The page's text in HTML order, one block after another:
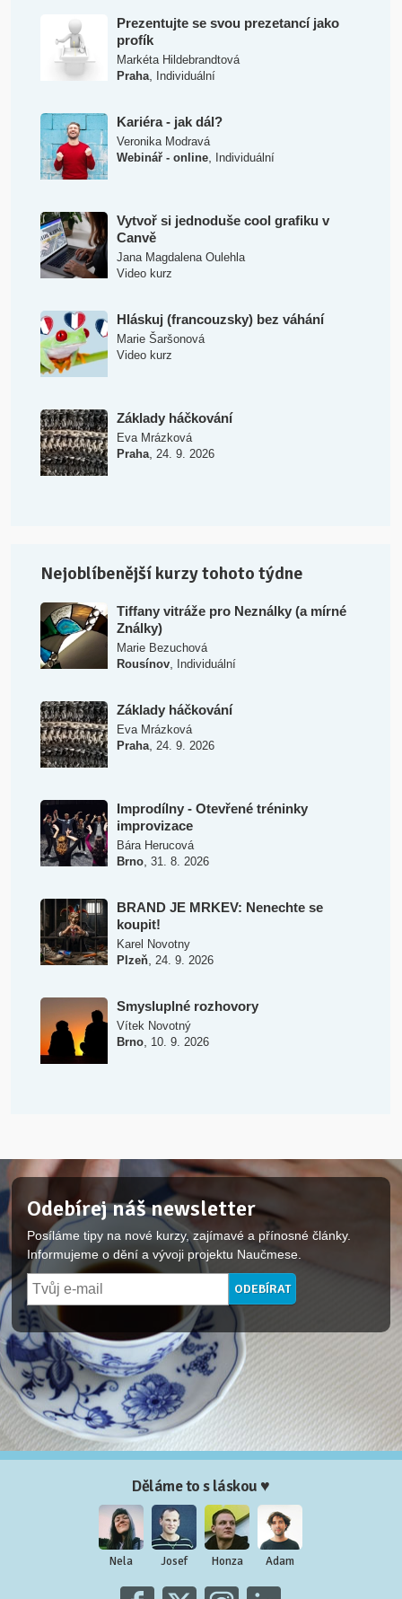
Prezentujte se svou prezetancí jako
profík
Markéta Hildebrandtová
Praha, Individuální
Kariéra - jak dál?
Veronika Modravá
Webinář - online, Individuální
Vytvoř si jednoduše cool grafiku v
Canvě
Jana Magdalena Oulehla
Video kurz
Hláskuj (francouzsky) bez váhání
Marie Šaršonová
Video kurz
Základy háčkování
Eva Mrázková
Praha, 24. 9. 2026
Nejoblíbenější kurzy tohoto týdne
Tiffany vitráže pro Neználky (a mírné
Ználky)
Marie Bezuchová
Rousínov, Individuální
Základy háčkování
Eva Mrázková
Praha, 24. 9. 2026
Improdílny - Otevřené tréninky
improvizace
Bára Herucová
Brno, 31. 8. 2026
BRAND JE MRKEV: Nenechte se
koupit!
Karel Novotny
Plzeň, 24. 9. 2026
Smysluplné rozhovory
Vítek Novotný
Brno, 10. 9. 2026
Odebírej náš newsletter
Posíláme tipy na nové kurzy, zajímavé a přínosné články.
Informujeme o dění a vývoji projektu Naučmese.
Děláme to s láskou ♥
Nela Josef Honza Adam